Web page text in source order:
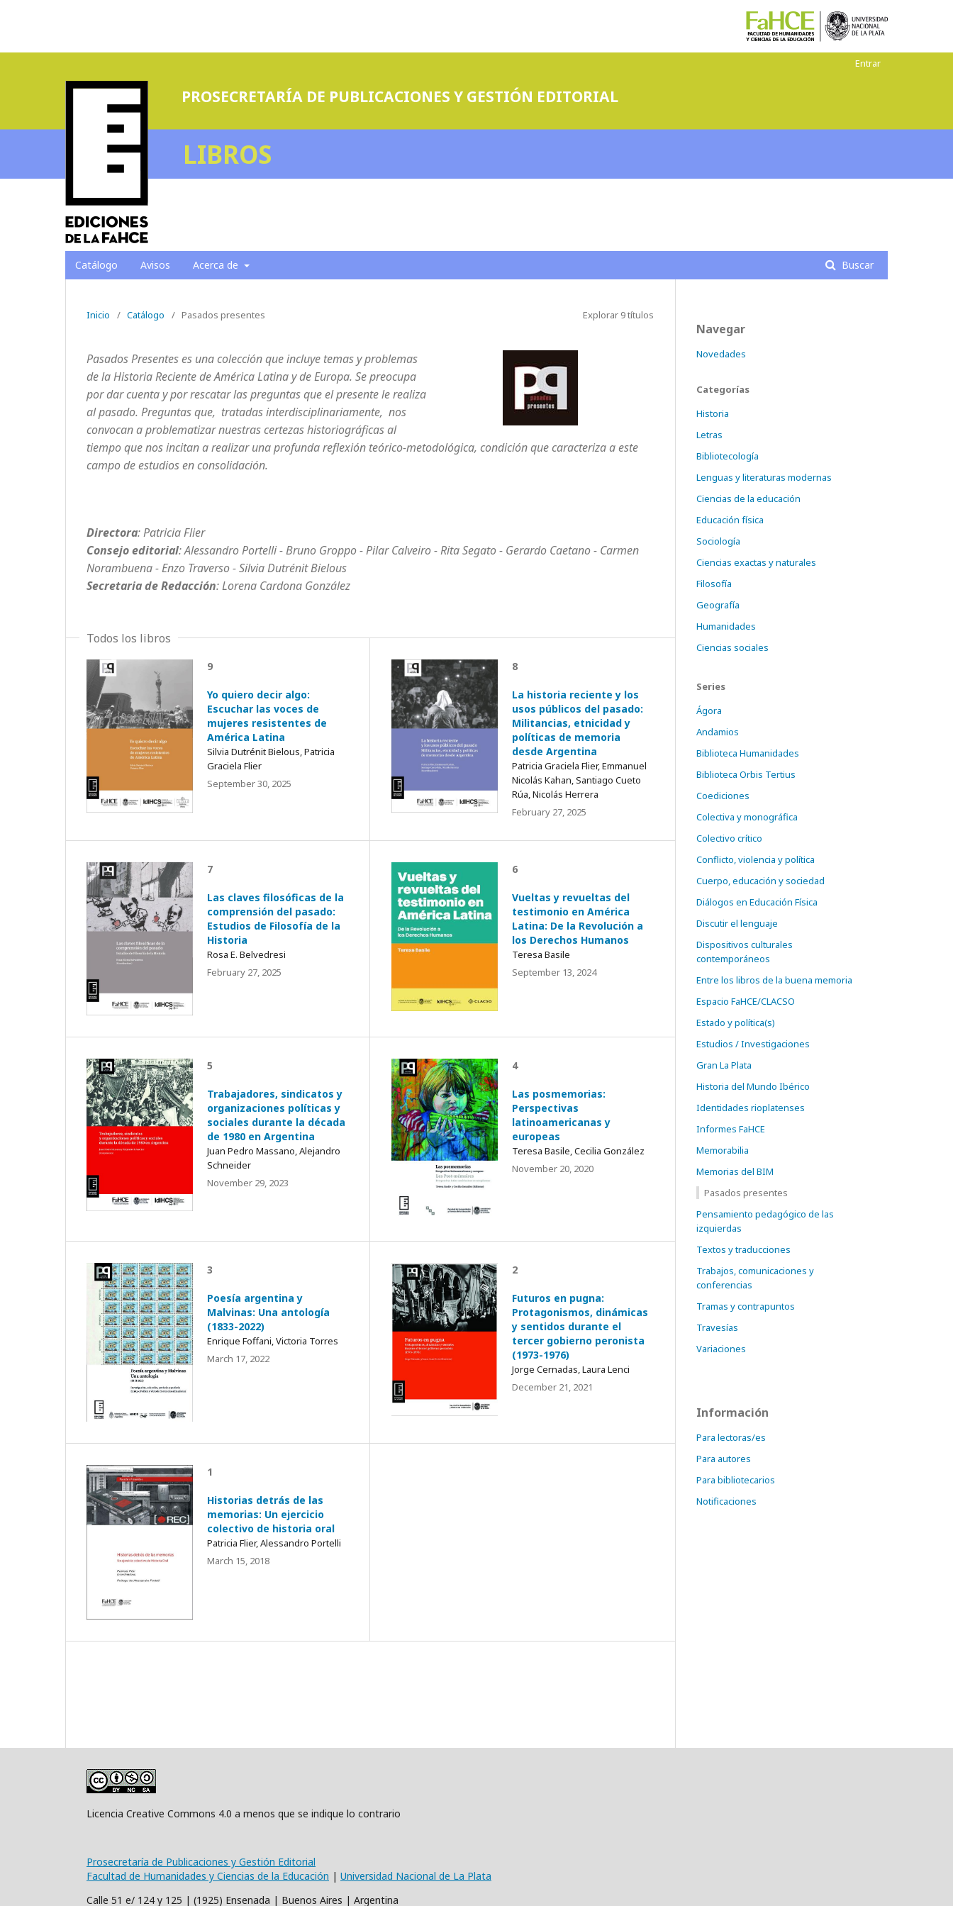
PROSECRETARÍA DE PUBLICACIONES Y GESTIÓN EDITORIAL
LIBROS
Catálogo Avisos Acerca de Buscar
Entrar
Inicio / Catálogo / Pasados presentes Explorar 9 títulos
Pasados Presenteses una colección que incluye temas y problemas
de la Historia Reciente de América Latina y de Europa. Se preocupa
por dar cuenta y por rescatar las preguntas que el presente le realiza
al pasado. Preguntas que, tratadas interdisciplinariamente, nos
convocan a problematizar nuestras certezas historiográficas al
tiempo que nos incitan a realizar una profunda reflexión teórico-metodológica, condición que caracteriza a este
campo de estudios en consolidación.
Directora: Patricia Flier
Consejo editorial: Alessandro Portelli - Bruno Groppo - Pilar Calveiro - Rita Segato - Gerardo Caetano - Carmen
Norambuena - Enzo Traverso - Silvia Dutrénit Bielous
Secretaria de Redacción: Lorena Cardona González
Todos los libros
9
Yo quiero decir algo:
Escuchar las voces de
mujeres resistentes de
América Latina
Silvia Dutrénit Bielous, Patricia
Graciela Flier
September 30, 2025
8
La historia reciente y los
usos públicos del pasado:
Militancias, etnicidad y
políticas de memoria
desde Argentina
Patricia Graciela Flier, Emmanuel
Nicolás Kahan, Santiago Cueto
Rúa, Nicolás Herrera
February 27, 2025
7
Las claves filosóficas de la
comprensión del pasado:
Estudios de Filosofía de la
Historia
Rosa E. Belvedresi
February 27, 2025
6
Vueltas y revueltas del
testimonio en América
Latina: De la Revolución a
los Derechos Humanos
Teresa Basile
September 13, 2024
5
Trabajadores, sindicatos y
organizaciones políticas y
sociales durante la década
de 1980 en Argentina
Juan Pedro Massano, Alejandro
Schneider
November 29, 2023
4
Las posmemorias:
Perspectivas
latinoamericanas y
europeas
Teresa Basile, Cecilia González
November 20, 2020
3
Poesía argentina y
Malvinas: Una antología
(1833-2022)
Enrique Foffani, Victoria Torres
March 17, 2022
2
Futuros en pugna:
Protagonismos, dinámicas
y sentidos durante el
tercer gobierno peronista
(1973-1976)
Jorge Cernadas, Laura Lenci
December 21, 2021
1
Historias detrás de las
memorias: Un ejercicio
colectivo de historia oral
Patricia Flier, Alessandro Portelli
March 15, 2018
Navegar
Novedades
Categorías
Historia
Letras
Bibliotecología
Lenguas y literaturas modernas
Ciencias de la educación
Educación física
Sociología
Ciencias exactas y naturales
Filosofía
Geografía
Humanidades
Ciencias sociales
Series
Ágora
Andamios
Biblioteca Humanidades
Biblioteca Orbis Tertius
Coediciones
Colectiva y monográfica
Colectivo crítico
Conflicto, violencia y política
Cuerpo, educación y sociedad
Diálogos en Educación Física
Discutir el lenguaje
Dispositivos culturales
contemporáneos
Entre los libros de la buena memoria
Espacio FaHCE/CLACSO
Estado y política(s)
Estudios / Investigaciones
Gran La Plata
Historia del Mundo Ibérico
Identidades rioplatenses
Informes FaHCE
Memorabilia
Memorias del BIM
Pasados presentes
Pensamiento pedagógico de las
izquierdas
Textos y traducciones
Trabajos, comunicaciones y
conferencias
Tramas y contrapuntos
Travesías
Variaciones
Información
Para lectoras/es
Para autores
Para bibliotecarios
Notificaciones
Licencia Creative Commons 4.0 a menos que se indique lo contrario
Prosecretaría de Publicaciones y Gestión Editorial
Facultad de Humanidades y Ciencias de la Educación | Universidad Nacional de La Plata
Calle 51 e/ 124 y 125 | (1925) Ensenada | Buenos Aires | Argentina